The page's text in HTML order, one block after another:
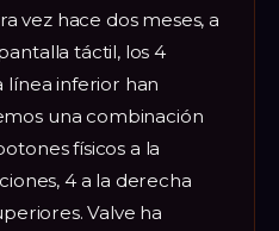
vez hace dos meses, a
táctil, los 4
línea inferior han
una combinación
físicos a la
4 a la derecha
Valve ha